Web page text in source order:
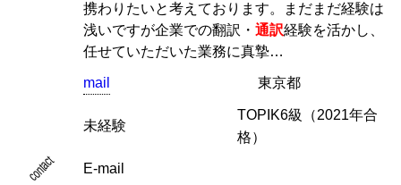
携わりたいと考えております。まだまだ経験は
浅いですが企業での翻訳・ 通訳経験を活かし、
任せていただいた業務に真摯…
mail 東京都
未経験
TOPIK6級（2021年合
格）
contact E-mail